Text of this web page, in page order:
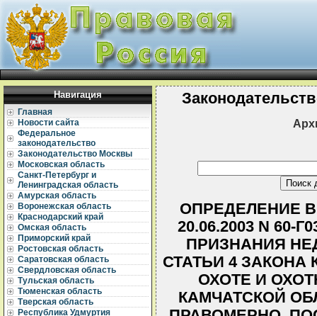
Навигация
Главная
Новости сайта
Федеральное
законодательство
Законодательство Москвы
Московская область
Санкт-Петербург и
Ленинградская область
Амурская область
Воронежская область
Краснодарский край
Омская область
Приморский край
Ростовская область
Саратовская область
Свердловская область
Тульская область
Тюменская область
Тверская область
Республика Удмуртия
ОПРЕДЕЛЕНИЕ
20.06.2003 N 60-
ПРИЗНАНИЯ
СТАТЬИ 4 ЗАКОНА
ОХОТЕ И
КАМЧАТСКОЙ